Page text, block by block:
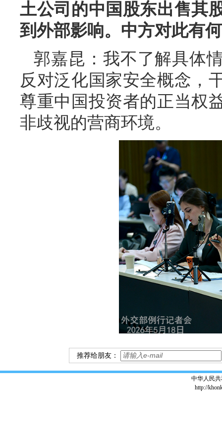
土公司的中国股东出售其
到外部影响。中方对此有
郭嘉昆：我不了解具体
反对泛化国家安全概念，
尊重中国投资者的正当权
非歧视的营商环境。
推荐给朋友：
中华人民
http://